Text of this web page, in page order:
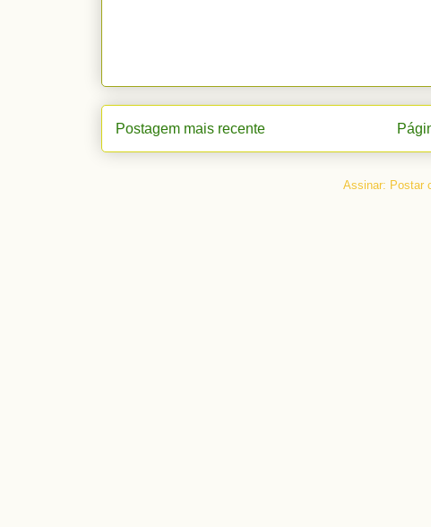
Postagem mais recente
Assinar: Postar